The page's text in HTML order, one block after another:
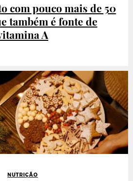
com pouco mais de 50
também é fonte de
A
NUTRIÇÃO